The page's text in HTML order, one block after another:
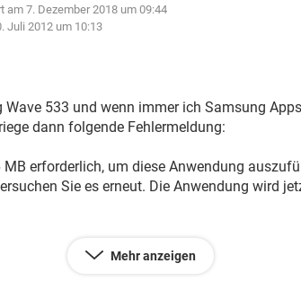
am 7. Dezember 2018 um 09:44
Juli 2012 um 10:13
Wave 533 und wenn immer ich Samsung
dann folgende Fehlermeldung:
erforderlich, um diese Anwendung
Sie es erneut. Die Anwendung wird
Mehr anzeigen